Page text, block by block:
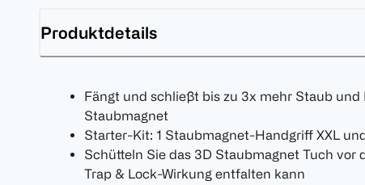
Produktdetails
Fängt und schließt bis zu 3x mehr Staub
Staubmagnet
Starter-Kit: 1 Staubmagnet-Handgriff XXL
Schütteln Sie das 3D Staubmagnet Tuch vor
Trap & Lock-Wirkung entfalten kann